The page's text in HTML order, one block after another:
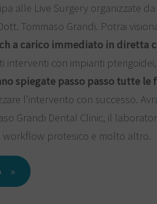
alle Live Surgery organizzate
Tommaso Grandi. Potrai
a carico immediato in diretta
interventi con impianti
spiegate passo passo tutte le
l’intervento con successo.
Grandi Dental Clinic, il
protesico e molto altro.